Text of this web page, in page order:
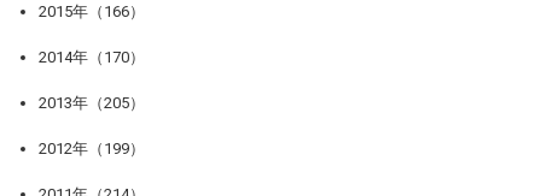
2015年（166）
2014年（170）
2013年（205）
2012年（199）